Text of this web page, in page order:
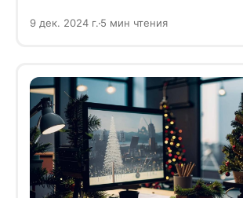
праздничное настроение для
9 дек. 2024 г. 5 мин чтения